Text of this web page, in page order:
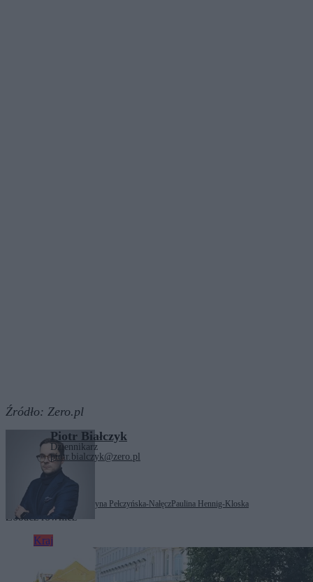
Źródło: Zero.pl
Piotr Białczyk
Dziennikarz
piotr.bialczyk@zero.pl
Tagi: Katarzyna Pełczyńska-Nałęcz Paulina Hennig-Kloska
Zobacz również
Kraj